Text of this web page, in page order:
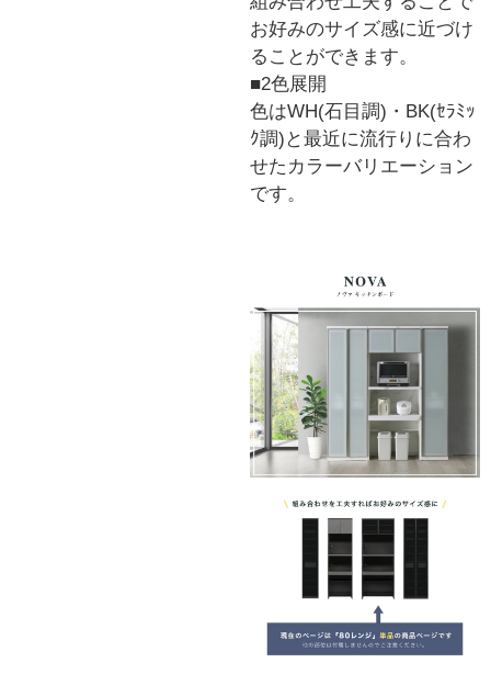
お好みのサイズ感に近づけ
ることができます。
■2色展開
色はWH(石目調)・BK(ｾﾗﾐｯ
ｸ調)と最近に流行りに合わ
せたカラーバリエーション
です。